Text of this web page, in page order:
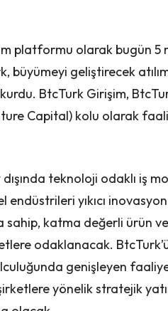
platformu olarak bugün 5
büyümeyi geliştirecek
BtcTurk Girişim,
Capital) kolu olarak
teknoloji odaklı iş
yıkıcı
sahip, katma değerli ürün
odaklanacak.
genişleyen
yönelik stratejik